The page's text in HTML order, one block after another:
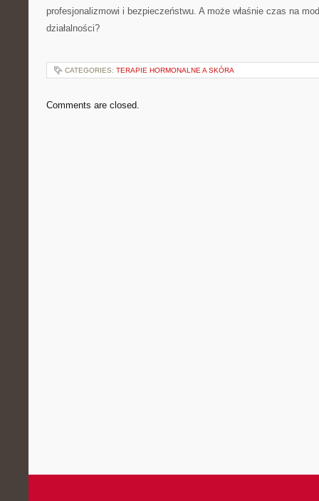
profesjonalizmowi i bezpieczeństwu. A może właśnie czas na
działalności?
CATEGORIES: TERAPIE HORMONALNE A SKÓRA
Comments are closed.